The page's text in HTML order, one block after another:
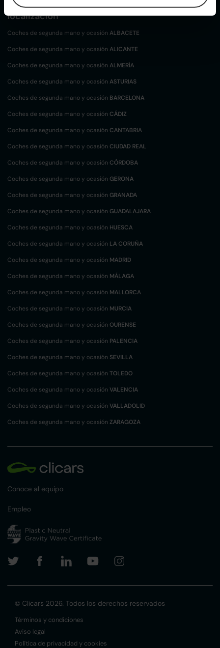
Coches desegunda mano y ocasión por
localización
Coches de segunda mano y ocasión ALBACETE
Coches de segunda mano y ocasión ALICANTE
Coches de segunda mano y ocasión ALMERÍA
Coches de segunda mano y ocasión ASTURIAS
Coches de segunda mano y ocasión BARCELONA
Coches de segunda mano y ocasión CÁDIZ
Coches de segunda mano y ocasión CANTABRIA
Coches de segunda mano y ocasión CIUDAD REAL
Coches de segunda mano y ocasión CÓRDOBA
Coches de segunda mano y ocasión GERONA
Coches de segunda mano y ocasión GRANADA
Coches de segunda mano y ocasión GUADALAJARA
Coches de segunda mano y ocasión HUESCA
Coches de segunda mano y ocasión LA CORUÑA
Coches de segunda mano y ocasión MADRID
Coches de segunda mano y ocasión MÁLAGA
Coches de segunda mano y ocasión MALLORCA
Coches de segunda mano y ocasión MURCIA
Coches de segunda mano y ocasión OURENSE
Coches de segunda mano y ocasión PALENCIA
Coches de segunda mano y ocasión SEVILLA
Coches de segunda mano y ocasión TOLEDO
Coches de segunda mano y ocasión VALENCIA
Coches de segunda mano y ocasión VALLADOLID
Coches de segunda mano y ocasión ZARAGOZA
Conoce al equipo
Empleo
© Clicars 2026. Todos los derechos reservados
Términos y condiciones
Aviso legal
Política de privacidad y cookies